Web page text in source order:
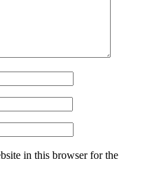
in this browser for the